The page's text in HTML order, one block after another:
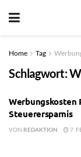
Home Tag
Schlagwort:
Werbungskosten
Steuerersparnis
VON REDAKTION 7.